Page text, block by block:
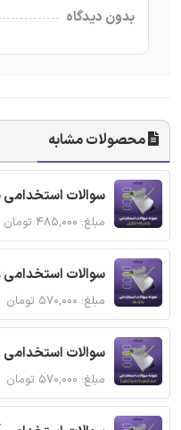
بدون دیدگاه
محصولات مشابه
سوالات استخدامی
مبلغ: ۴۸۵,۰۰۰ تومان
سوالات استخدامی
مبلغ: ۵۷۰,۰۰۰ تومان
سوالات استخدامی
مبلغ: ۵۷۰,۰۰۰ تومان